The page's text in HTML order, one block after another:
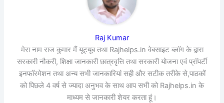
Raj Kumar
मेरा नाम राज कुमार मैं यूट्यूब तथा Rajhelps.in वेबसाइट ब्लॉग के द्वारा
सरकारी नौकरी, शिक्षा जानकारी छात्रवृत्ति तथा सरकारी योजना एवं प्रॉपर्टी
इनफॉरमेशन तथा अन्य सभी जानकारियां सही और सटीक तरीके से,पाठकों
को पिछले 4 वर्ष से ज्यादा अनुभव के साथ आप सभी को Rajhelps.in के
माध्यम से जानकारी शेयर करता हूं।